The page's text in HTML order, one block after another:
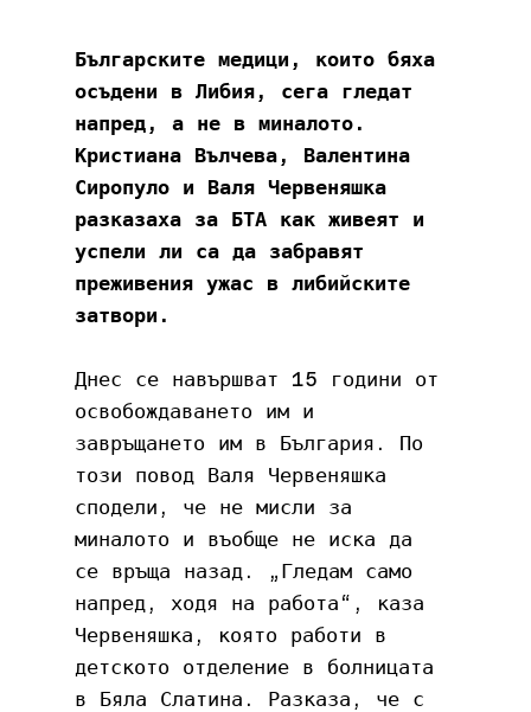
Българските медици, които бяха
осъдени в Либия, сега гледат
напред, а не в миналото.
Кристиана Вълчева, Валентина
Сиропуло и Валя Червеняшка
разказаха за БТА как живеят и
успели ли са да забравят
преживения ужас в либийските
затвори.
Днес се навършват 15 години от
освобождаването им и
завръщането им в България. По
този повод Валя Червеняшка
сподели, че не мисли за
миналото и въобще не иска да
се връща назад. „Гледам само
напред, ходя на работа“, каза
Червеняшка, която работи в
детското отделение в болницата
в Бяла Слатина. Разказа, че с